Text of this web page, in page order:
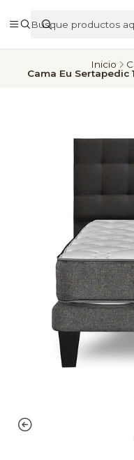
Inicio
Cama Eu Sertapedic